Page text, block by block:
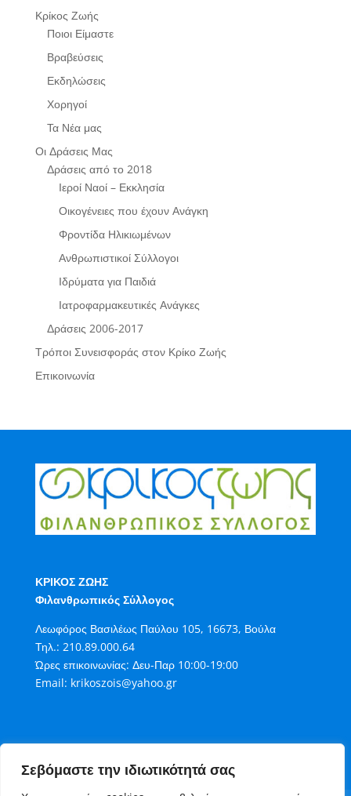
Σεβόμαστε την ιδιωτικότητά σας
Κρίκος Ζωής
Ποιοι Είμαστε
Βραβεύσεις
Εκδηλώσεις
Χορηγοί
Τα Νέα μας
Οι Δράσεις Μας
Δράσεις από το 2018
Ιεροί Ναοί – Εκκλησία
Οικογένειες που έχουν Ανάγκη
Φροντίδα Ηλικιωμένων
Ανθρωπιστικοί Σύλλογοι
Ιδρύματα για Παιδιά
Ιατροφαρμακευτικές Ανάγκες
Δράσεις 2006-2017
Τρόποι Συνεισφοράς στον Κρίκο Ζωής
Επικοινωνία
ΚΡΙΚΟΣ ΖΩΗΣ
Φιλανθρωπικός Σύλλογος
Λεωφόρος Βασιλέως Παύλου 105, 16673, Βούλα
Τηλ.: 210.89.000.64
Ώρες επικοινωνίας: Δευ-Παρ 10:00-19:00
Email: krikoszois@yahoo.gr